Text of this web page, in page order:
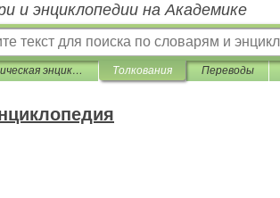
и энциклопедии на Академике
Геологическая энциклопедия Толкования Переводы